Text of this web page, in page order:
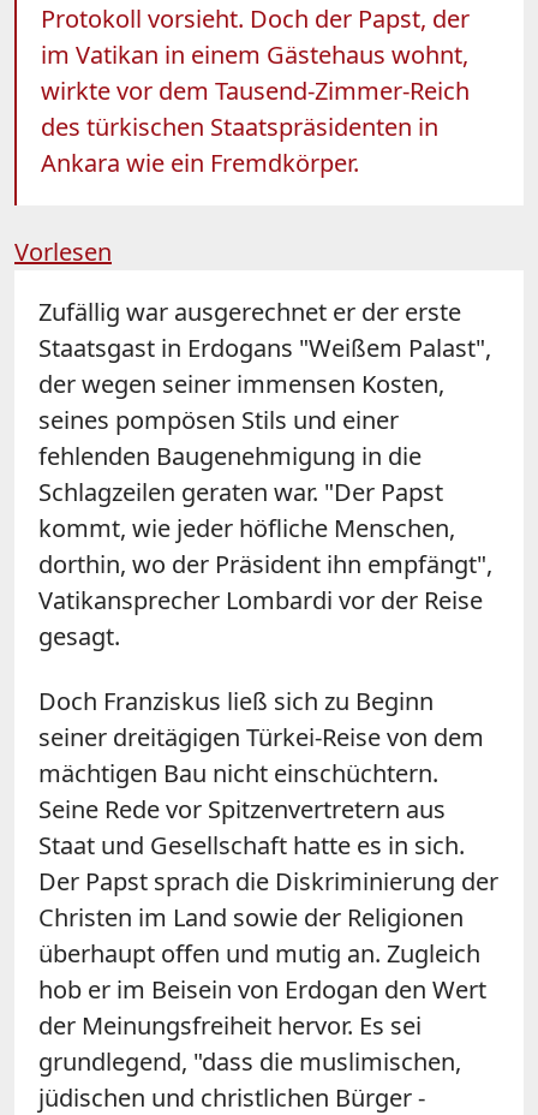
Protokoll vorsieht. Doch der Papst, der
im Vatikan in einem Gästehaus wohnt,
wirkte vor dem Tausend-Zimmer-Reich
des türkischen Staatspräsidenten in
Ankara wie ein Fremdkörper.
Vorlesen
Zufällig war ausgerechnet er der erste
Staatsgast in Erdogans "Weißem Palast",
der wegen seiner immensen Kosten,
seines pompösen Stils und einer
fehlenden Baugenehmigung in die
Schlagzeilen geraten war. "Der Papst
kommt, wie jeder höfliche Menschen,
dorthin, wo der Präsident ihn empfängt",
Vatikansprecher Lombardi vor der Reise
gesagt.
Doch Franziskus ließ sich zu Beginn
seiner dreitägigen Türkei-Reise von dem
mächtigen Bau nicht einschüchtern.
Seine Rede vor Spitzenvertretern aus
Staat und Gesellschaft hatte es in sich.
Der Papst sprach die Diskriminierung der
Christen im Land sowie der Religionen
überhaupt offen und mutig an. Zugleich
hob er im Beisein von Erdogan den Wert
der Meinungsfreiheit hervor. Es sei
grundlegend, "dass die muslimischen,
jüdischen und christlichen Bürger -